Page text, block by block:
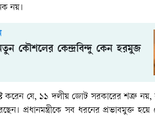
নয়।
কৌশলের কেন্দ্রবিন্দু কেন হরমুজ
করেন যে, ১১ দলীয় জোট সরকারের শত্রু
প্রধানমন্ত্রীকে সব ধরনের প্রভাবমুক্ত